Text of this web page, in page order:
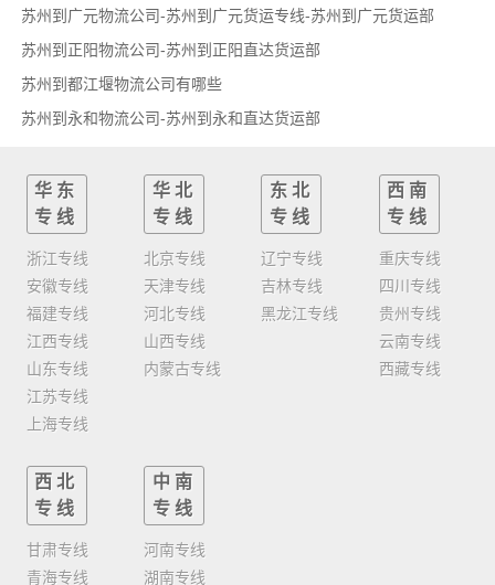
苏州到广元物流公司-苏州到广元货运专线-苏州到广元货运部
苏州到正阳物流公司-苏州到正阳直达货运部
苏州到都江堰物流公司有哪些
苏州到永和物流公司-苏州到永和直达货运部
华东
专线
浙江专线
安徽专线
福建专线
江西专线
山东专线
江苏专线
上海专线
华北
专线
北京专线
天津专线
河北专线
山西专线
内蒙古专线
东北
专线
辽宁专线
吉林专线
黑龙江专线
西南
专线
重庆专线
四川专线
贵州专线
云南专线
西藏专线
西北
专线
甘肃专线
青海专线
中南
专线
河南专线
湖南专线